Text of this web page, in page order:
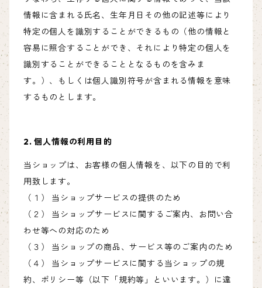
情報に含まれる氏名、生年月日その他の記述等により
特定の個人を識別することができるもの（他の情報と
容易に照合することができ、それにより特定の個人を
識別することができることとなるものを含みま
す。）、もしくは個人識別符号が含まれる情報を意味
するものとします。
2. 個人情報の利用目的
当ショップは、お客様の個人情報を、以下の目的で利
用致します。
（１） 当ショップサービスの提供のため
（２） 当ショップサービスに関するご案内、お問い合
わせ等への対応のため
（３） 当ショップの商品、サービス等のご案内のため
（４） 当ショップサービスに関する当ショップの規
約、ポリシー等（以下「規約等」といいます。）に違